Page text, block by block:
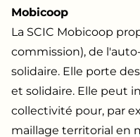
Mobicoop
La SCIC Mobicoop
commission), de
solidaire. Elle porte
et solidaire. Elle peut
collectivité pour, par
maillage territorial en